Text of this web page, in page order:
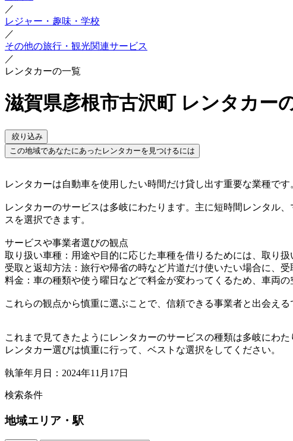
／
レジャー・趣味・学校
／
その他の旅行・観光関連サービス
／
レンタカーの一覧
滋賀県彦根市古沢町 レンタカー
絞り込み
この地域であなたにあったレンタカーを見つけるには
レンタカーは自動車を使用したい時間だけ貸し出す重要な業種で
レンタカーのサービスは多岐にわたります。主に短時間レンタル
スを選択できます。
サービスや事業者選びの観点
取り扱い車種：用途や目的に応じた車種を借りるためには、取り
受取と返却方法：旅行や帰省の時など片道だけ使いたい場合に、
料金：車の種類や使う曜日などで料金が変わってくるため、車両
これらの観点から慎重に選ぶことで、信頼できる事業者と出会える
これまで見てきたようにレンタカーのサービスの種類は多岐にわ
レンタカー選びは慎重に行って、ベストな選択をしてください。
執筆年月日：2024年11月17日
検索条件
地域エリア・駅